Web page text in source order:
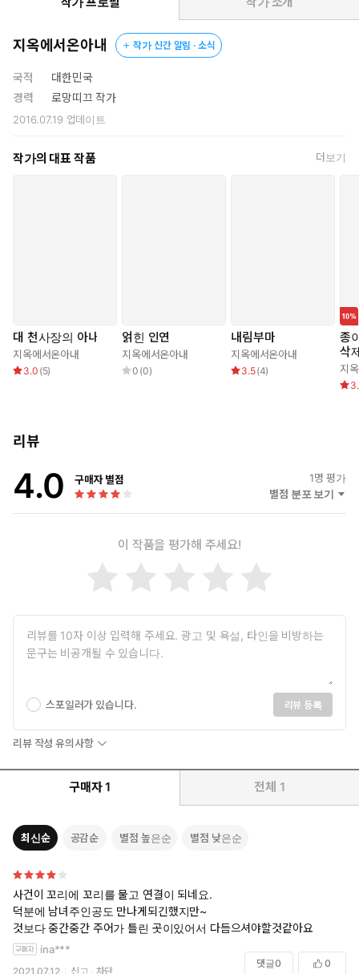
뺨이라도 한 대 올려붙여야 했는데 왠지 그러지 못했다.
오히려 이혁과 함께 할수록 이상하게 끌렸다. 하룻밤을 같이 보내고
나서는 더더욱.
그를 취재하면서 그녀는 그것이 용의자가 아닌 자신의 사랑을 찾기
위한 취재임을 알게되었다.
드디어 취재를 마무리 하면서 마주한 진실, 그리고 찾은 사랑. 과연
그녀의 사랑은 누구일까?
지옥에서온아내 작가 신간 알림 · 소식
국적
대한민국
경력
로망띠끄 작가
2016.07.19 업데이트
작가의 대표 작품 더보기
대 천사장의 아내
지옥에서온아내
3.0 (5)
얽힌 인연
지옥에서온아내
0 (0)
내림부마
지옥에서온아내
3.5(4)
종
삭
지
리뷰
4.0 구매자 별점 1명 평가
별점 분포 보기
이 작품을 평가해 주세요!
스포일러가 있습니다. 리뷰 등록
리뷰 작성 유의사항
구매자 1 전체 1
최신순 공감순 별점 높은순 별점 낮은순
사건이 꼬리에 꼬리를 물고 연결이 되네요.
덕분에 남녀주인공도 만나게되긴했지만~
것보다 중간중간 주어가 틀린 곳이있어서 다듬으셔야할것같아요
ina***
2021.07.12 신고 차단
댓글0 0